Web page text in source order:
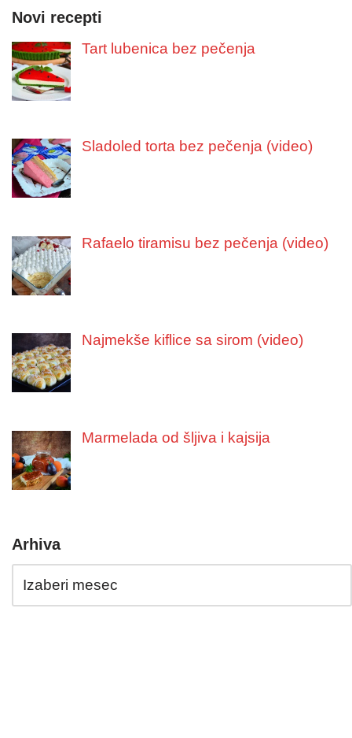
Novi recepti
Tart lubenica bez pečenja
Sladoled torta bez pečenja (video)
Rafaelo tiramisu bez pečenja (video)
Najmekše kiflice sa sirom (video)
Marmelada od šljiva i kajsija
Arhiva